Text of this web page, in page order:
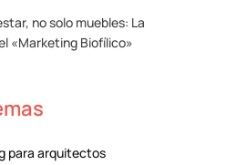
no solo muebles: La
«Marketing Biofílico»
para arquitectos